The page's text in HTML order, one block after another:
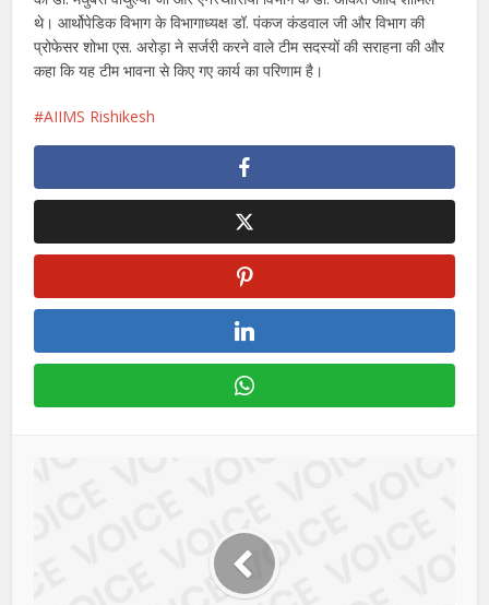
थे। आर्थोपेडिक विभाग के विभागाध्यक्ष डॉ. पंकज कंडवाल जी और विभाग की
प्रोफेसर शोभा एस. अरोड़ा ने सर्जरी करने वाले टीम सदस्यों की सराहना की और
कहा कि यह टीम भावना से किए गए कार्य का परिणाम है।
AIIMS Rishikesh